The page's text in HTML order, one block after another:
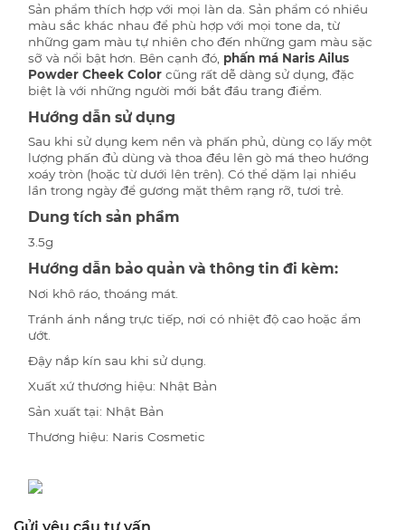
Sản phẩm thích hợp với mọi làn da. Sản phẩm có nhiều
màu sắc khác nhau để phù hợp với mọi tone da, từ
những gam màu tự nhiên cho đến những gam màu sặc
sỡ và nổi bật hơn. Bên cạnh đó, phấn má Naris Ailus
Powder Cheek Color cũng rất dễ dàng sử dụng, đặc
biệt là với những người mới bắt đầu trang điểm.
Hướng dẫn sử dụng
Sau khi sử dụng kem nền và phấn phủ, dùng cọ lấy một
lượng phấn đủ dùng và thoa đều lên gò má theo hướng
xoáy tròn (hoặc từ dưới lên trên). Có thể dặm lại nhiều
lần trong ngày để gương mặt thêm rạng rỡ, tươi trẻ.
Dung tích sản phẩm
3.5g
Hướng dẫn bảo quản và thông tin đi kèm:
Nơi khô ráo, thoáng mát.
Tránh ánh nắng trực tiếp, nơi có nhiệt độ cao hoặc ẩm
ướt.
Đậy nắp kín sau khi sử dụng.
Xuất xứ thương hiệu: Nhật Bản
Sản xuất tại: Nhật Bản
Thương hiệu: Naris Cosmetic